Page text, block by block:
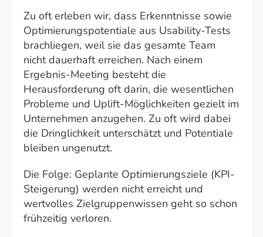
Zu oft erleben wir, dass Erkenntnisse sowie
Optimierungspotentiale aus Usability-Tests
brachliegen, weil sie das gesamte Team
nicht dauerhaft erreichen. Nach einem
Ergebnis-Meeting besteht die
Herausforderung oft darin, die wesentlichen
Probleme und Uplift-Möglichkeiten gezielt im
Unternehmen anzugehen. Zu oft wird dabei
die Dringlichkeit unterschätzt und Potentiale
bleiben ungenutzt.
Die Folge: Geplante Optimierungsziele (KPI-
Steigerung) werden nicht erreicht und
wertvolles Zielgruppenwissen geht so schon
frühzeitig verloren.